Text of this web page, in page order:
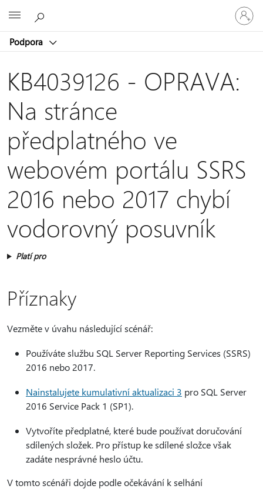
Podpora
Přihlaste
se
ke
účtu
KB4039126 - OPRAVA:
Na stránce
předplatného ve
webovém portálu SSRS
2016 nebo 2017 chybí
vodorovný posuvník
Platí pro
Příznaky
Vezměte v úvahu následující scénář:
Používáte službu SQL Server Reporting Services (SSRS)
2016 nebo 2017.
Nainstalujete kumulativní aktualizaci 3 pro SQL Server
2016 Service Pack 1 (SP1).
Vytvoříte předplatné, které bude používat doručování
sdílených složek. Pro přístup ke sdílené složce však
zadáte nesprávné heslo účtu.
V tomto scénáři dojde podle očekávání k selhání